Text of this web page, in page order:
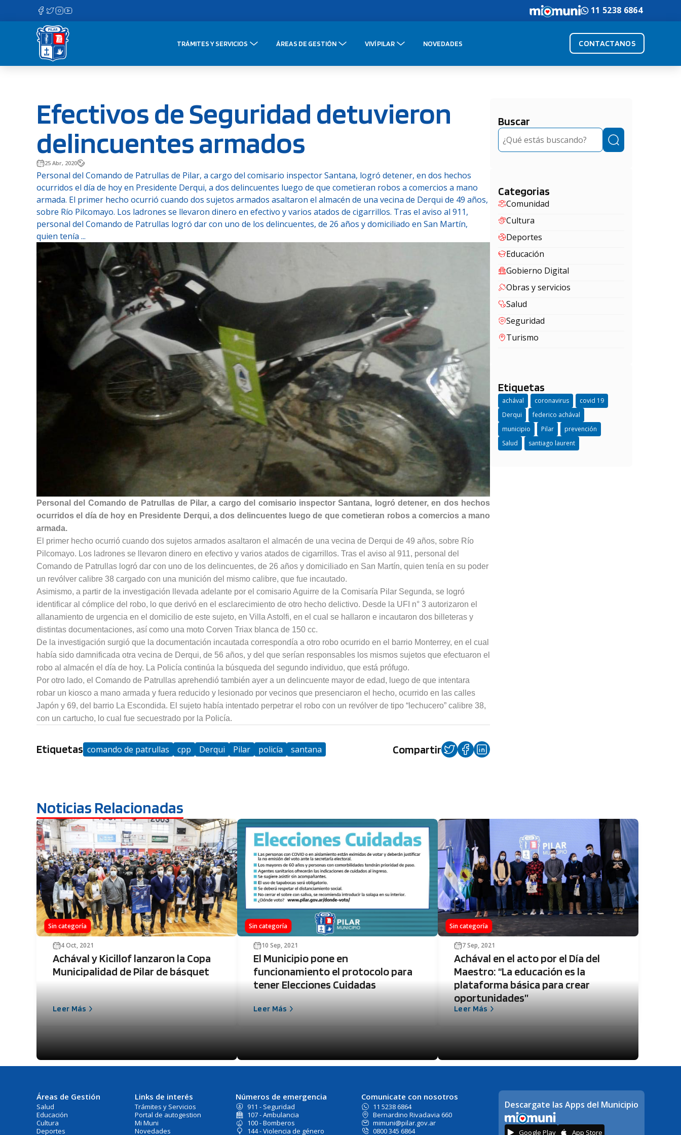
contenido
11 5238 6864
TRÁMITES Y SERVICIOS ÁREAS DE GESTIÓN VIVÍ PILAR NOVEDADES CONTACTANOS
Efectivos de Seguridad detuvieron
delincuentes armados
25 Abr, 2020
Personal del Comando de Patrullas de Pilar, a cargo del comisario inspector Santana, logró detener, en dos hechos
ocurridos el día de hoy en Presidente Derqui, a dos delincuentes luego de que cometieran robos a comercios a mano
armada. El primer hecho ocurrió cuando dos sujetos armados asaltaron el almacén de una vecina de Derqui de 49 años,
sobre Río Pilcomayo. Los ladrones se llevaron dinero en efectivo y varios atados de cigarrillos. Tras el aviso al 911,
personal del Comando de Patrullas logró dar con uno de los delincuentes, de 26 años y domiciliado en San Martín,
quien tenía ...
Personal del Comando de Patrullas de Pilar, a cargo del comisario inspector Santana, logró detener, en dos hechos
ocurridos el día de hoy en Presidente Derqui, a dos delincuentes luego de que cometieran robos a comercios a mano
armada.
El primer hecho ocurrió cuando dos sujetos armados asaltaron el almacén de una vecina de Derqui de 49 años, sobre Río
Pilcomayo. Los ladrones se llevaron dinero en efectivo y varios atados de cigarrillos. Tras el aviso al 911, personal del
Comando de Patrullas logró dar con uno de los delincuentes, de 26 años y domiciliado en San Martín, quien tenía en su poder
un revólver calibre 38 cargado con una munición del mismo calibre, que fue incautado.
Asimismo, a partir de la investigación llevada adelante por el comisario Aguirre de la Comisaría Pilar Segunda, se logró
identificar al cómplice del robo, lo que derivó en el esclarecimiento de otro hecho delictivo. Desde la UFI n° 3 autorizaron el
allanamiento de urgencia en el domicilio de este sujeto, en Villa Astolfi, en el cual se hallaron e incautaron dos billeteras y
distintas documentaciones, así como una moto Corven Triax blanca de 150 cc.
De la investigación surgió que la documentación incautada correspondía a otro robo ocurrido en el barrio Monterrey, en el cual
había sido damnificada otra vecina de Derqui, de 56 años, y del que serían responsables los mismos sujetos que efectuaron el
robo al almacén el día de hoy. La Policía continúa la búsqueda del segundo individuo, que está prófugo.
Por otro lado, el Comando de Patrullas aprehendió también ayer a un delincuente mayor de edad, luego de que intentara
robar un kiosco a mano armada y fuera reducido y lesionado por vecinos que presenciaron el hecho, ocurrido en las calles
Japón y 69, del barrio La Escondida. El sujeto había intentado perpetrar el robo con un revólver de tipo “lechucero” calibre 38,
con un cartucho, lo cual fue secuestrado por la Policía.
Etiquetas comando de patrullas cpp Derqui Pilar policía santana Compartir
Buscar
Buscar
Categorias
Comunidad
Cultura
Deportes
Educación
Gobierno Digital
Obras y servicios
Salud
Seguridad
Turismo
Etiquetas
achával coronavirus
covid 19
Derqui
federico achával
municipio
Pilar
prevención
Salud
santiago laurent
Noticias Relacionadas
Sin categoría
4 Oct, 2021
Achával y Kicillof lanzaron la Copa
Municipalidad de Pilar de básquet
Leer Más
Sin categoría
10 Sep, 2021
El Municipio pone en
funcionamiento el protocolo para
tener Elecciones Cuidadas
Leer Más
Sin categoría
7 Sep, 2021
Achával en el acto por el Día del
Maestro: “La educación es la
plataforma básica para crear
oportunidades”
Leer Más
Áreas de Gestión
Salud
Educación
Cultura
Deportes
Links de interés
Trámites y Servicios
Portal de autogestion
Mi Muni
Novedades
Números de emergencia
911 - Seguridad
107 - Ambulancia
100 - Bomberos
144 - Violencia de género
Comunicate con nosotros
11 5238 6864
Bernardino Rivadavia 660
mimuni@pilar.gov.ar
0800 345 6864
Descargate las Apps del Municipio
Google Play App Store